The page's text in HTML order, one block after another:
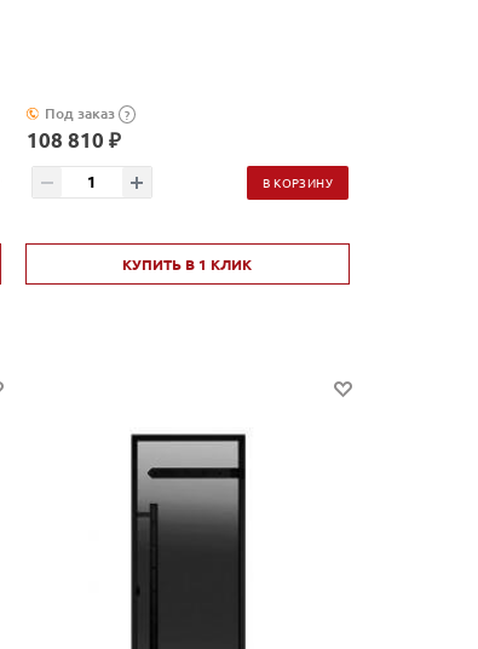
Под заказ ?
108 810 ₽
В КОРЗИНУ
КУПИТЬ В 1 КЛИК